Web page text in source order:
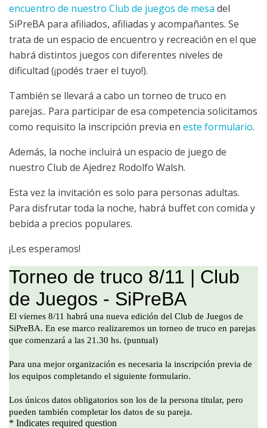
encuentro de nuestro Club de juegos de mesa del
SiPreBA para afiliados, afiliadas y acompañantes. Se
trata de un espacio de encuentro y recreación en el que
habrá distintos juegos con diferentes niveles de
dificultad (¡podés traer el tuyo!).
También se llevará a cabo un torneo de truco en
parejas.. Para participar de esa competencia solicitamos
como requisito la inscripción previa en este formulario.
Además, la noche incluirá un espacio de juego de
nuestro Club de Ajedrez Rodolfo Walsh.
Esta vez la invitación es solo para personas adultas.
Para disfrutar toda la noche, habrá buffet con comida y
bebida a precios populares.
¡Les esperamos!